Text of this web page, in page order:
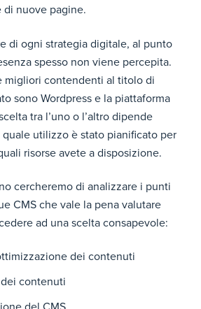
nuove pagine.
di ogni strategia digitale, al punto
spesso non viene percepita.
migliori contendenti al titolo di
sono Wordpress e la piattaforma
tra l’uno o l’altro dipende
utilizzo è stato pianificato per
risorse avete a disposizione.
cercheremo di analizzare i punti
CMS che vale la pena valutare
ad una scelta consapevole:
dei contenuti
contenuti